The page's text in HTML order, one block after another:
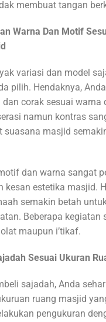
membuat tangan
Warna Dan Motif
variasi dan model
pilih. Hendaknya,
corak sesuai warna
namun kontras
suasana masjid
dan warna sangat
kesan estetika masjid.
semakin betah
Beberapa kegiatan
maupun i’tikaf.
Sesuai Ukuran
sajadah, Anda
ruang masjid
pengukuran